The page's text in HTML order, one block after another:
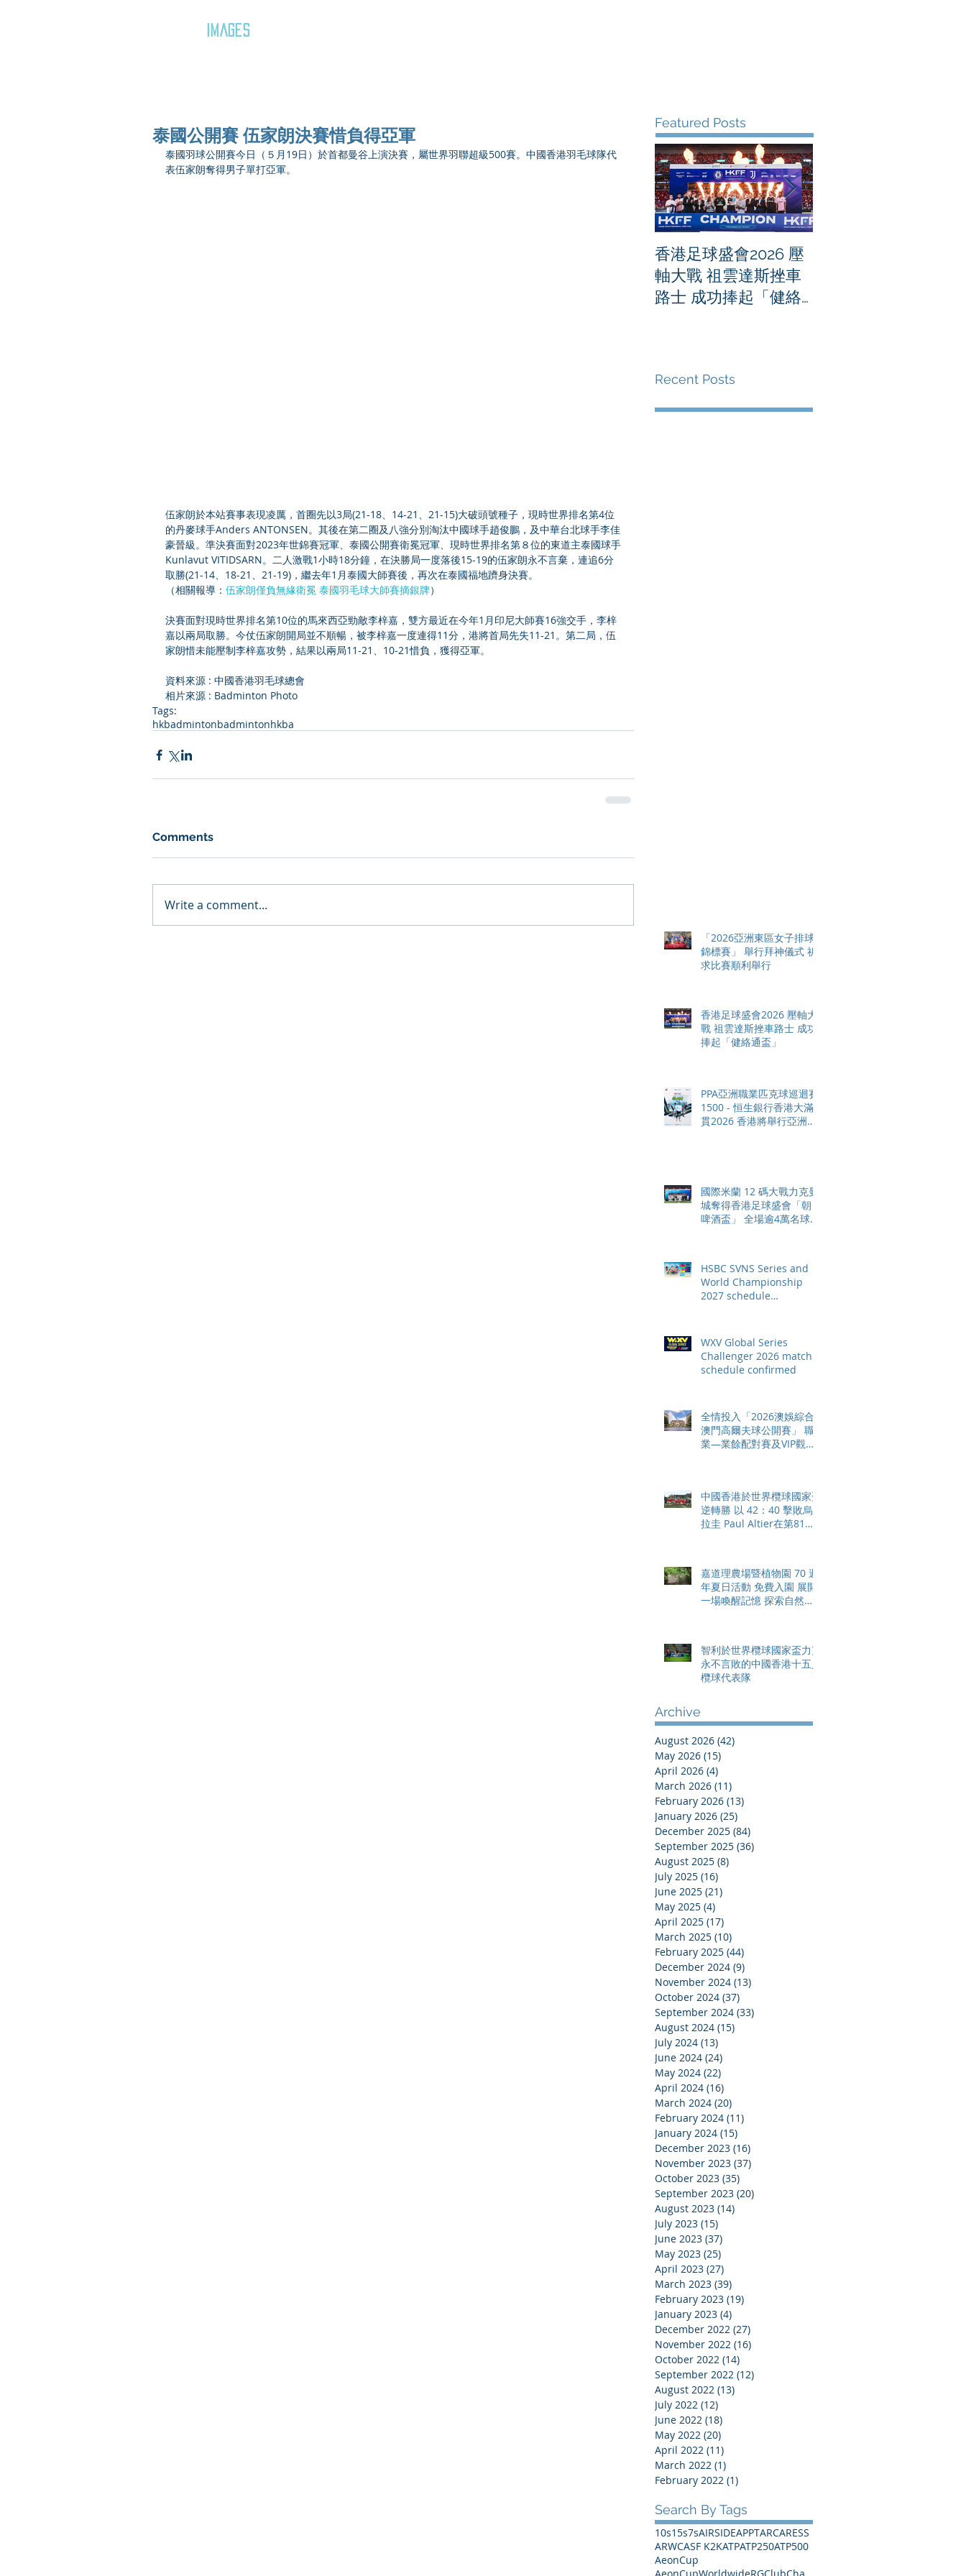
IMAGES
泰國公開賽 伍家朗決賽惜負得亞軍
泰國羽球公開賽今日（５月19日）於首都曼谷上演決賽，屬世界羽聯超級500賽。中國香港羽毛球隊代
表伍家朗奪得男子單打亞軍。
伍家朗於本站賽事表現凌厲，首圈先以3局(21-18、14-21、21-15)大破頭號種子，現時世界排名第4位
的丹麥球手Anders ANTONSEN。其後在第二圈及八強分別淘汰中國球手趙俊鵬，及中華台北球手李佳
豪晉級。準決賽面對2023年世錦賽冠軍、泰國公開賽衛冕冠軍、現時世界排名第８位的東道主泰國球手
Kunlavut VITIDSARN。二人激戰1小時18分鐘，在決勝局一度落後15-19的伍家朗永不言棄，連追6分
取勝(21-14、18-21、21-19)，繼去年1月泰國大師賽後，再次在泰國福地躋身決賽。
（相關報導： 伍家朗僅負無緣衛冕 泰國羽毛球大師賽摘銀牌）
決賽面對現時世界排名第10位的馬來西亞勁敵李梓嘉，雙方最近在今年1月印尼大師賽16強交手，李梓
嘉以兩局取勝。今仗伍家朗開局並不順暢，被李梓嘉一度連得11分，港將首局先失11-21。第二局，伍
家朗惜未能壓制李梓嘉攻勢，結果以兩局11-21、10-21惜負，獲得亞軍。
資料來源 : 中國香港羽毛球總會
相片來源 : Badminton Photo
Tags:
hkbadmintonbadmintonhkba
Comments
Write a comment...
Featured Posts
香港足球盛會2026 壓
軸大戰 祖雲達斯挫車
路士 成功捧起「健絡
Recent Posts
「2026亞洲東區女子排球
錦標賽」 舉行拜神儀式 祈
求比賽順利舉行
香港足球盛會2026 壓軸大
戰 祖雲達斯挫車路士 成功
捧起「健絡通盃」
PPA亞洲職業匹克球巡迴賽
1500 - 恒生銀行香港大滿
貫2026 香港將舉行亞洲首
國際米蘭 12 碼大戰力克曼
城奪得香港足球盛會「朝日
啤酒盃」 全場逾4萬名球迷
HSBC SVNS Series and
World Championship
2027 schedule
pace
WXV Global Series
Challenger 2026 match
schedule confirmed
全情投入「2026澳娛綜合
澳門高爾夫球公開賽」 職
業—業餘配對賽及VIP觀賽
中國香港於世界欖球國家盃
逆轉勝 以 42：40 擊敗烏
拉圭 Paul Altier在第81分
嘉道理農場暨植物園 70 週
年夏日活動 免費入園 展開
一場喚醒記憶 探索自然與
智利於世界欖球國家盃力克
永不言敗的中國香港十五人
欖球代表隊
Archive
August 2026 (42)
May 2026 (15)
April 2026 (4)
March 2026 (11)
February 2026 (13)
January 2026 (25)
December 2025 (84)
September 2025 (36)
August 2025 (8)
July 2025 (16)
June 2025 (21)
May 2025 (4)
April 2025 (17)
March 2025 (10)
February 2025 (44)
December 2024 (9)
November 2024 (13)
October 2024 (37)
September 2024 (33)
August 2024 (15)
July 2024 (13)
June 2024 (24)
May 2024 (22)
April 2024 (16)
March 2024 (20)
February 2024 (11)
January 2024 (15)
December 2023 (16)
November 2023 (37)
October 2023 (35)
September 2023 (20)
August 2023 (14)
July 2023 (15)
June 2023 (37)
May 2023 (25)
April 2023 (27)
March 2023 (39)
February 2023 (19)
January 2023 (4)
December 2022 (27)
November 2022 (16)
October 2022 (14)
September 2022 (12)
August 2022 (13)
July 2022 (12)
June 2022 (18)
May 2022 (20)
April 2022 (11)
March 2022 (1)
February 2022 (1)
Search By Tags
10s15s7sAIRSIDEAPPTARCARESS
ARWCASF K2KATPATP250ATP500
AeonCup